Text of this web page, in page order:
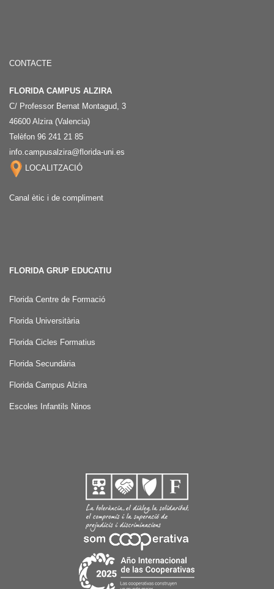
CONTACTE
FLORIDA CAMPUS ALZIRA
C/ Professor Bernat Montagud, 3
46600 Alzira (Valencia)
Telèfon 96 241 21 85
info.campusalzira@florida-uni.es
LOCALITZACIÓ
Canal ètic i de compliment
FLORIDA GRUP EDUCATIU
Florida Centre de Formació
Florida Universitària
Florida Cicles Formatius
Florida Secundària
Florida Campus Alzira
Escoles Infantils Ninos